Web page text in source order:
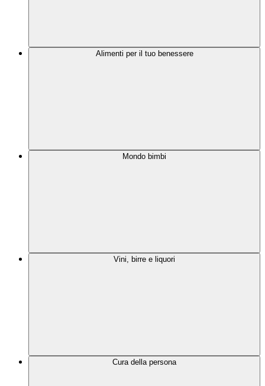
Alimenti per il tuo benessere
Mondo bimbi
Vini, birre e liquori
Cura della persona